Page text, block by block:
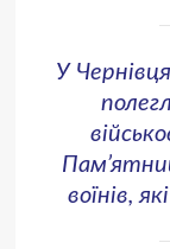
У
воїнів,